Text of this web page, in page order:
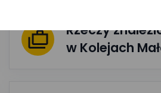
Rzeczy
w Kolejach